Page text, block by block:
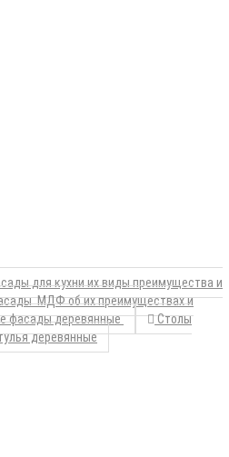
для кухни их виды преимущества и
МДФ об их преимуществах и
фасады деревянные
Столы
деревянные